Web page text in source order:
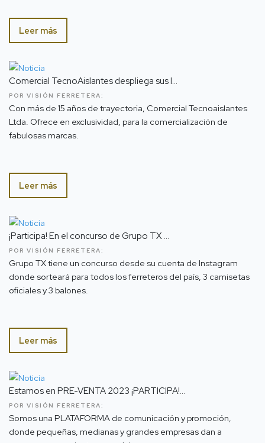
Leer más
Comercial TecnoAislantes despliega sus l...
POR VISIÓN FERRETERA:
Con más de 15 años de trayectoria, Comercial Tecnoaislantes
Ltda. Ofrece en exclusividad, para la comercialización de
fabulosas marcas.
Leer más
¡Participa! En el concurso de Grupo TX ...
POR VISIÓN FERRETERA:
Grupo TX tiene un concurso desde su cuenta de Instagram
donde sorteará para todos los ferreteros del país, 3 camisetas
oficiales y 3 balones.
Leer más
Estamos en PRE-VENTA 2023 ¡PARTICIPA!...
POR VISIÓN FERRETERA:
Somos una PLATAFORMA de comunicación y promoción,
donde pequeñas, medianas y grandes empresas dan a